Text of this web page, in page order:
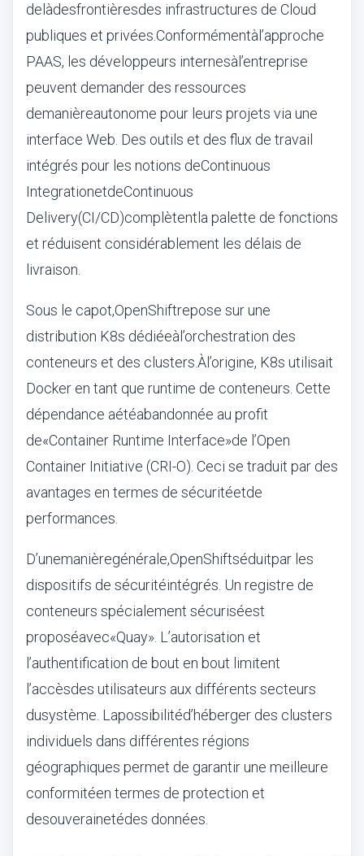
del àdesfrontièresdes infrastructures de Cloud
publiques et privéesConformémentà ’approche
PAAS, les développeurs internesà ’entreprise
peuvent demander des ressources
demanièreautonome pour leurs projets via une
interface Web. Des outils et des flux de travail
intégrés pour les notions deContinuous
IntegrationetdeContinuous
Delivery(CI/CD)compl ètent la palette de fonctions
et réduisent considérablement les dé lais de
livraison.
Sous le capot,OpenShiftrepose sur une
distribution K8s dédiéeà ’orchestration des
conteneurs et des clusters.À’origine, K8s utilisait
Docker en tant que runtime de conteneurs. Cette
dépendance aétéabandonnée au profit
de«Container Runtime Interface»de l ’Open
Container Initiative (CRI-O) . Ceci se traduit par des
avantages en termes de sécuritéetde
performances.
D’unemanièregénérale,OpenShiftséduitpar les
dispositifs de sécuritéintégrés. Un registre de
conteneurs spécialement sécuriséest
proposéavec«Quay» . L ’autorisation et
’authentification de bout en bout limitent
’accèsdes utilisateurs aux différents secteurs
dusystème . Lapossibilitéd’héberger des clusters
individuels dans différentes régions
géographiques permet de garantir une meilleure
conformitéen termes de protection et
desouverainetédes données